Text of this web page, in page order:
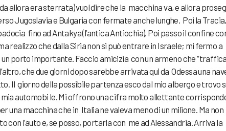
allora era sterrata) vuol dire che la macchina va, e allora
Jugoslavia e Bulgaria con fermate anche lunghe. Poi la Tracia,
fino ad Antakya (l’antica Antiochia). Poi passo il confine
realizzo che dalla Siria non si può entrare in Israele; mi fermo a
porto importante. Faccio amicizia con un armeno che
che due giorni dopo sarebbe arrivata qui da Odessa una
Il giorno della possibile partenza esco dal mio albergo e trovo
automobi le. Mi offrono una cifra molto allettante
una macchina che in Italia ne valeva meno di un milione. Ma non
con l’auto e, se posso, portarla con me ad Alessandria. Arriva la